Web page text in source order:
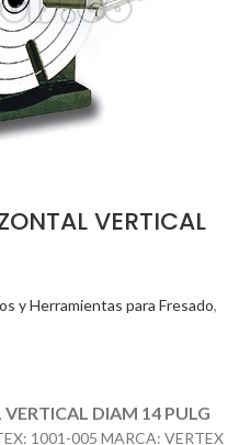
VERTICAL
y Herramientas para Fresado,
DIAM 14 PULG
1001-005 MARCA: VERTEX